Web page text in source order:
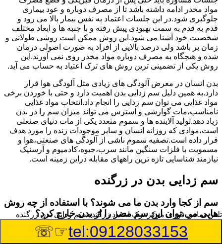
مواد مخدر ادامه داشته باشد تا از مصرف دوباره و عود بیماری
جلوگیری شود.در این جلسات اعتماد به نفس بیمار بالا می رود و
قدم به قدم به سمت بهبودی پیش رفته و با جنبه ها و ابعاد مختلف
شخصیت خود آشنا می شود.این روش ممکن است روشی طولانی و
زمان بر باشد ولی درصد بالایی از افراد به صورت اصولی درمان
شده و هیچگاه به مصرف دوباره مواد مخدر روی نمی آورند.این
روش یکی از تضمینی ترین روش های ترک اعتیاد به حساب می آید.
بدن انسان در معرض آلودگی های زیادی مثل آلودگی هوا قرار
دارد.به همین دلیل سم زدایی بدن اهمیت دارد و حتی با خوردن برخی
مواد غذایی می توان سم زدایی را انجام داد.انتخاب مواد غذایی
نامناسب،مات گوارشی و استرس می تواند میزان سم را در بدن
زیاد دهد.تولید آلاینده ها و سموم متعدد یکی از مات دنیای صنعتی
است،موادی که روزانه انسان و سایر موجودات زنده را مورد هدف
قرار داده است.تصفیه سموم ناشی از آلودگی های صنعتی،هوا و
مسمویت با فلزات سنگین مانند سرب،جیوه،کادمیوم و آرسنیک
نیازمند شناسایی تازه ترین راههای مقابله دراین زمینه است.
سم زدایی بدن در زرگنده
سم از کجا وارد بدن ما می شوند؟ با استفاده از چه روش
هایی می توان این سم مضر را از بدن خارج کرد؟
بطور کلی سم موجود در بدن به دو گروه عمده تقسیم می
تلفن تماس فوریمرکز ترک اعتیاد زرگنده,سم زدایی بدن زرگنده
tel:09128033153
☞☏